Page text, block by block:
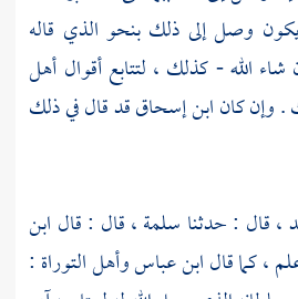
وصل إلى ذلك بنحو الذي قاله
الله - كذلك ، لتتابع أقوال أهل
. وإن كانابن إسحاققد قال في ذلك
،قال : حدثنا سلمة ،قال : قال ابن
، كما قالابن عباسوأهل التوراة :